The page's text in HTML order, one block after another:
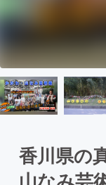
香川県の